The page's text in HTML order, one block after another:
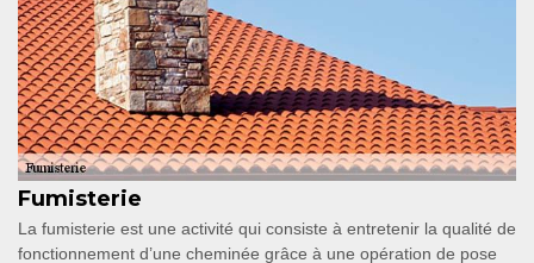
Fumisterie
La fumisterie est une activité qui consiste à entretenir la qualité de
fonctionnement d’une cheminée grâce à une opération de pose